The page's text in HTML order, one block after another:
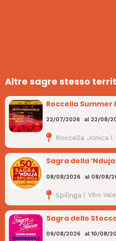
Altre sagre stesso
Roccella Summer
22/07/2026 al 22/08/
Roccella Jonica (
Sagra della ‘Nduja
08/08/2026 al 08/08/
Spilinga (Vibo
Sagra dello
09/08/2026 al10/08/